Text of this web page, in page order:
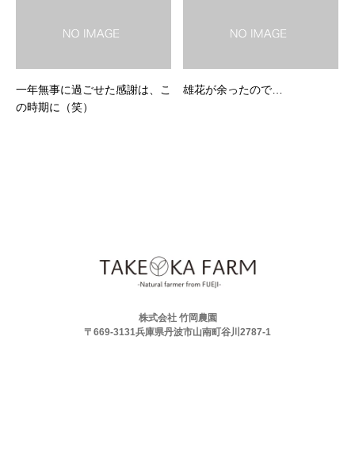
一年無事に過ごせた感謝は、こ
の時期に（笑）
雄花が余ったので…
株式会社 竹岡農園
〒669-3131兵庫県丹波市山南町谷川2787-1